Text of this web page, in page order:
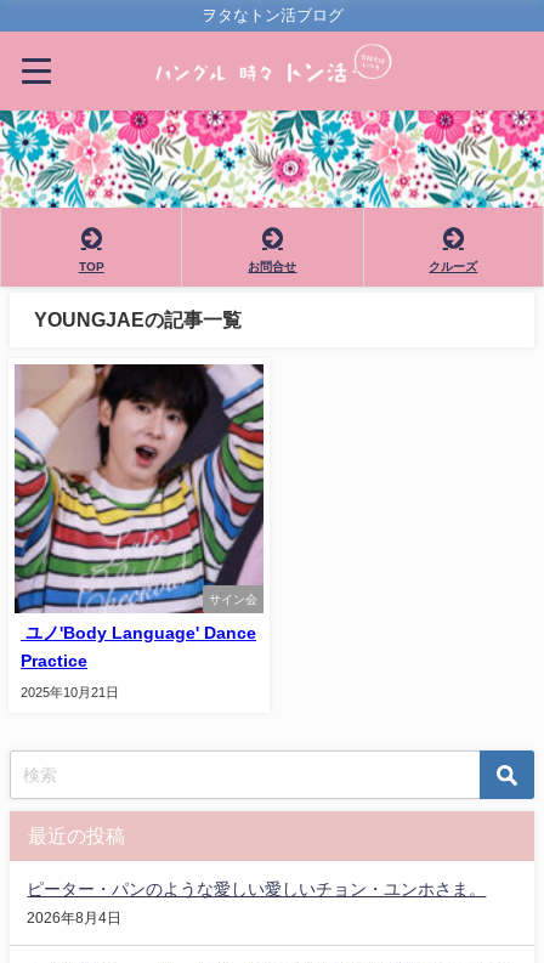
ヲタなトン活ブログ
TOP お問合せ クルーズ
YOUNGJAEの記事一覧
サイン会
ユノ'Body Language' Dance
Practice
2025年10月21日
最近の投稿
ピーター・パンのような愛しい愛しいチョン・ユンホさま。
2026年8月4日